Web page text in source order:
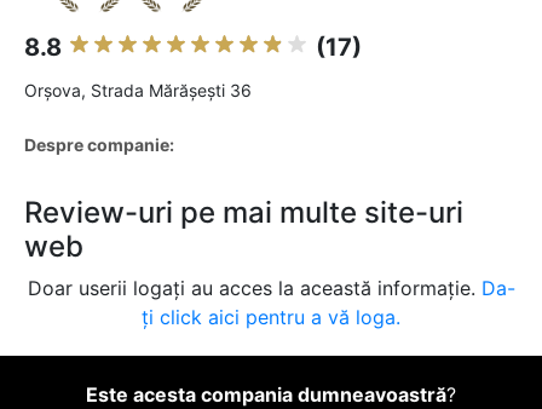
8.8 (17)
Orşova, Strada Mărășești 36
Despre companie:
Review-uri pe mai multe site-uri
web
Doar userii logați au acces la această informație. Da-
ți click aici pentru a vă loga.
Este acesta compania dumneavoastră?